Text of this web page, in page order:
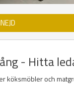
- Hitta
köksmöbler och